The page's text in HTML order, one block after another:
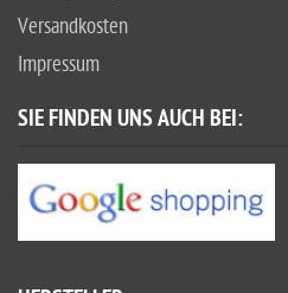
Versandkosten
Impressum
SIE FINDEN UNS AUCH BEI: